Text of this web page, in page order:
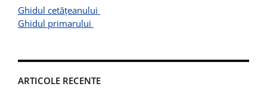
Ghidul cetățeanului
Ghidul primarului
ARTICOLE RECENTE